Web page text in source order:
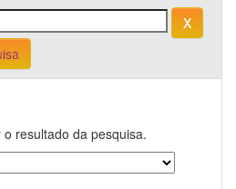
resultado da pesquisa.